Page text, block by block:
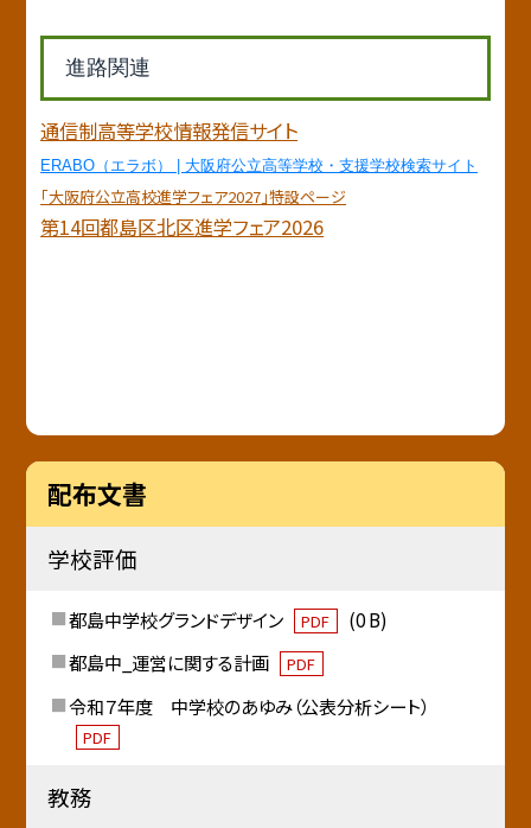
進路関連
通信制高等学校情報発信サイト
ERABO（エラボ） | 大阪府公立高等学校・支援学校検索サイト
「大阪府公立高校進学フェア2027」特設ページ
第14回都島区北区進学フェア2026
配布文書
学校評価
都島中学校グランドデザイン PDF
(0 B)
都島中_運営に関する計画
PDF
令和７年度 中学校のあゆみ（公表分析シート）
PDF
教務